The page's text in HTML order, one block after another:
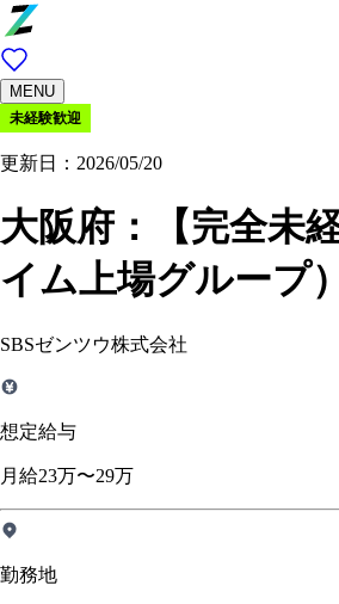
MENU
未経験歓迎
更新日：2026/05/20
大阪府：
【完全未
イム上場グループ）
SBSゼンツウ株式会社
想定給与
月給23万〜29万
勤務地